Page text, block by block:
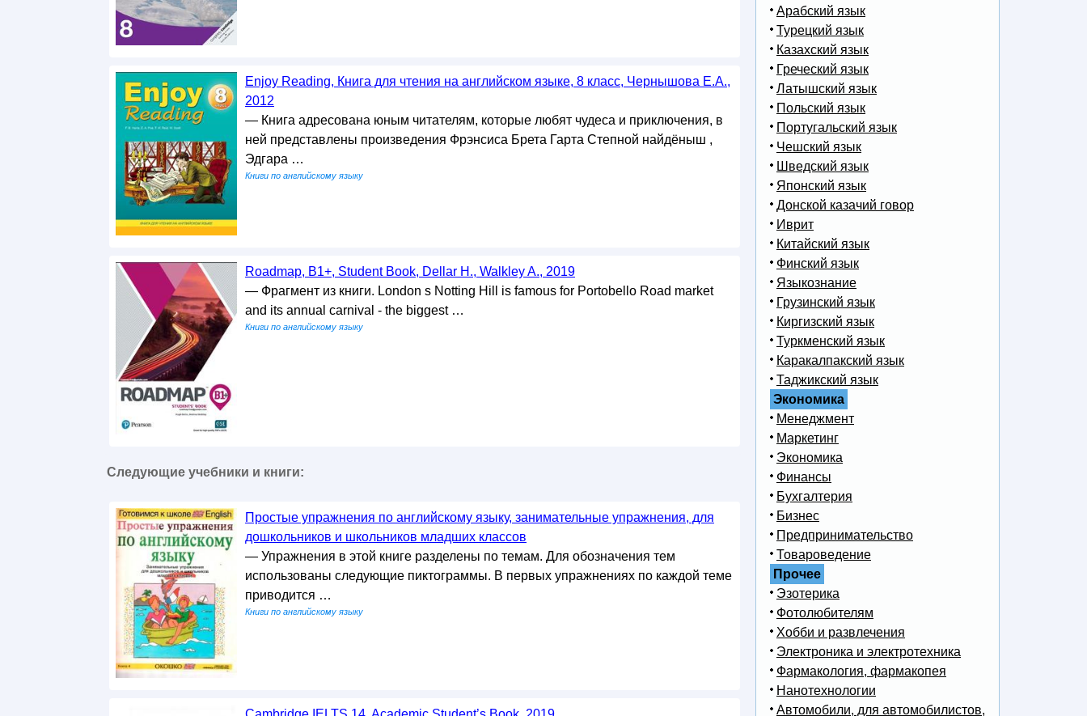
Enjoy Reading, Книга для чтения на английском языке, 8 класс, Чернышова Е.А.,
2012
— Книга адресована юным читателям, которые любят чудеса и приключения, в
ней представлены произведения Фрэнсиса Брета Гарта Степной найдёныш ,
Эдгара …
Книги по английскому языку
Roadmap, B1+, Student Book, Dellar H., Walkley A., 2019
— Фрагмент из книги. London s Notting Hill is famous for Portobello Road market
and its annual carnival - the biggest …
Книги по английскому языку
Следующие учебники и книги:
Простые упражнения по английскому языку, занимательные упражнения, для
дошкольников и школьников младших классов
— Упражнения в этой книге разделены по темам. Для обозначения тем
использованы следующие пиктограммы. В первых упражнениях по каждой теме
приводится …
Книги по английскому языку
Арабский язык
Турецкий язык
Казахский язык
Греческий язык
Латышский язык
Польский язык
Португальский язык
Чешский язык
Шведский язык
Японский язык
Донской казачий говор
Иврит
Китайский язык
Финский язык
Языкознание
Грузинский язык
Киргизский язык
Туркменский язык
Каракалпакский язык
Таджикский язык
Экономика
Менеджмент
Маркетинг
Экономика
Финансы
Бухгалтерия
Бизнес
Предпринимательство
Товароведение
Прочее
Эзотерика
Фотолюбителям
Хобби и развлечения
Электроника и электротехника
Фармакология, фармакопея
Нанотехнологии
Автомобили, для автомобилистов,